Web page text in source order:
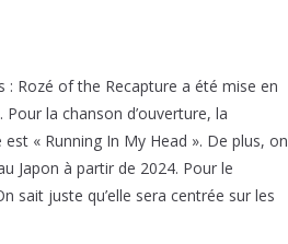
: Rozé of the Recapture a été mise en
la chanson d’ouverture, la
« Running In My Head ». De plus, on
Japon à partir de 2024. Pour le
sait juste qu’elle sera centrée sur les